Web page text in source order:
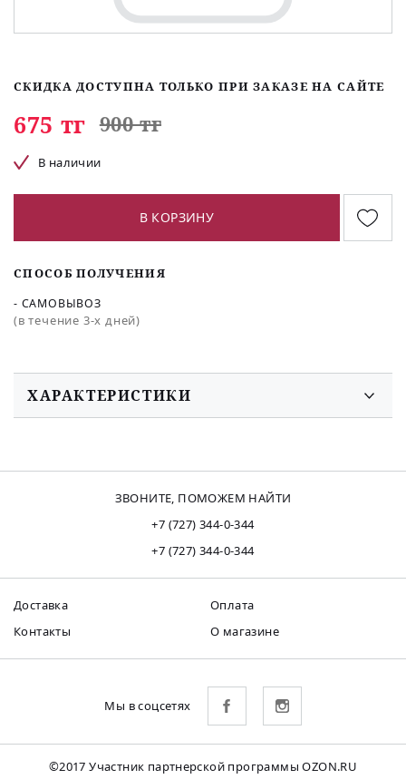
СКИДКА ДОСТУПНА ТОЛЬКО ПРИ ЗАКАЗЕ НА САЙТЕ
675 тг 900 тг
В наличии
В КОРЗИНУ
СПОСОБ ПОЛУЧЕНИЯ
- САМОВЫВОЗ
(в течение 3-х дней)
ХАРАКТЕРИСТИКИ
ЗВОНИТЕ, ПОМОЖЕМ НАЙТИ
+7 (727) 344-0-344
+7 (727) 344-0-344
Доставка
Оплата
Контакты
О магазине
Мы в соцсетях
©2017 Участник партнерской программы OZON.RU